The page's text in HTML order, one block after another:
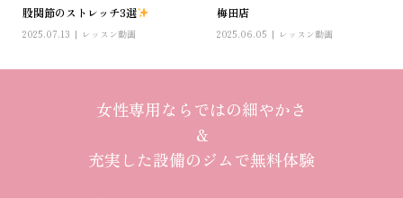
股関節のストレッチ3選
2025.07.13 レッスン動画
梅田店
2025.06.05 レッスン動画
女性専用ならではの細やかさ
＆
充実した設備のジムで無料体験